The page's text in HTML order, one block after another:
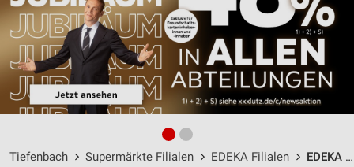
Tiefenbach Supermärkte Filialen EDEKA Filialen EDEKA Rohrhofer Tiefenbach Kirchb. / Dorfstraße 10 b 1 - Öffnungszeiten & Adresse